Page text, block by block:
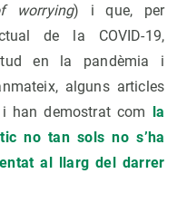
worrying) i que, per
de la COVID-19,
en la pandèmia i
alguns articles
han demostrat com la
no tan sols no s’ha
al llarg del darrer